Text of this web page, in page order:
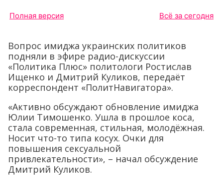
Полная версия Всё за сегодня
Вопрос имиджа украинских политиков
подняли в эфире радио-дискуссии
«Политика Плюс» политологи Ростислав
Ищенко и Дмитрий Куликов, передаёт
корреспондент «ПолитНавигатора».
«Активно обсуждают обновление имиджа
Юлии Тимошенко. Ушла в прошлое коса,
стала современная, стильная, молодёжная.
Носит что-то типа косух. Очки для
повышения сексуальной
привлекательности», – начал обсуждение
Дмитрий Куликов.